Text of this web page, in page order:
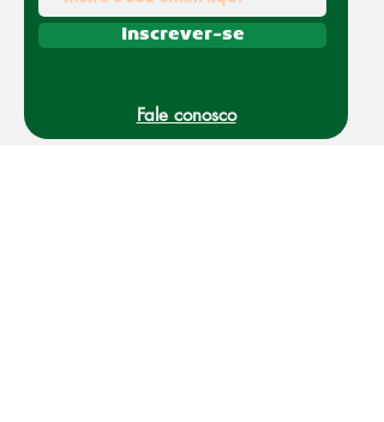
Inscrever-se
Fale conosco